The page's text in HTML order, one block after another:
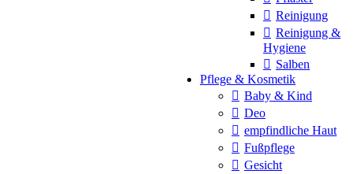
Reinigung
Reinigung &
Hygiene
Salben
Pflege & Kosmetik
Baby & Kind
Deo
empfindliche Haut
Fußpflege
Gesicht